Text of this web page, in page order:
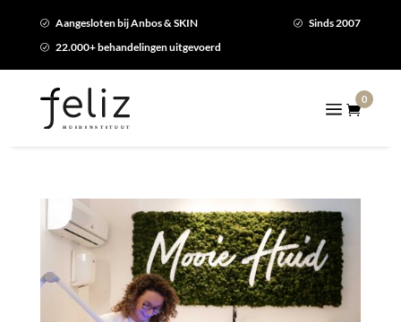
R Aangesloten bij Anbos & SKIN R Sinds 2007
R 22.000+ behandelingen uitgevoerd

0